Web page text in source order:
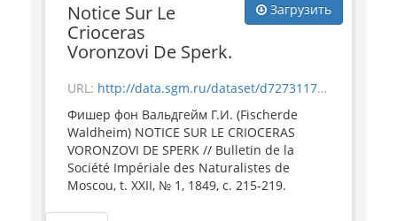
Загрузить
Notice Sur Le
Crioceras
Voronzovi De Sperk.
URL: http://data.sgm.ru/dataset/d7273117-8886-4ab5-a19b-a5c67e3de3a2/resource/400d21a3-f615-45cf-86fb-4ad833561ad4/download/notice_sur_le_crioceras_voronzovi_de_sperk.pdf
Фишер фон Вальдгейм Г.И. (Fischerde
Waldheim) NOTICE SUR LE CRIOCERAS
VORONZOVI DE SPERK // Bulletin de la
Société Impériale des Naturalistes de
Moscou, t. XXII, № 1, 1849, с. 215-219.